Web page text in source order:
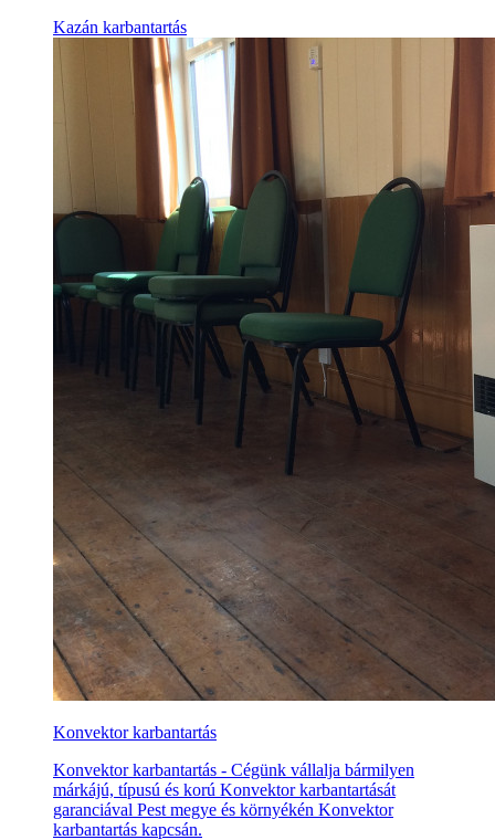
Kazán karbantartás
Konvektor karbantartás
Konvektor karbantartás - Cégünk vállalja bármilyen
márkájú, típusú és korú Konvektor karbantartását
garanciával Pest megye és környékén Konvektor
karbantartás kapcsán.